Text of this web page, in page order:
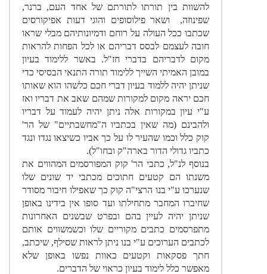
להשוות בין תורתו לתורתם של אחד העם, ברנר,
שפינוזה, ושאר פילוסופים והוגי דעות אפיקורסים
שכתבו ככל העולה על רוחם ודמיונותיהם מבלי שראו
חובה לעצמם לבסס דבריהם או לכל הפחות להראות
מקום לדבריהם בדברי חז"ל. באשר ללימוד בעיון
במובן האמיתי השייך ללימוד תורה התנאי הבסיסי כדי
שניתן יהיה ללמוד בעיון דברי חכם כלשהו הוא שאותו
חכם יראה מקום למקורות שמהם שאב את דבריו ואז
ע"י עיון במקורות אלה ניתן יהיה לעמוד על דבריו
ולהבינם (מה שאין בכתביו ה"מחשבתיים" של הר'
קוק כלל וכמו שהעיר לו על כך אביו כשיצאו נגדו ונגד
כתביו גדולי הדור בארה"ק ובחו"ל).
בנוסף לנ"ל, כתבי הר' קוק המפורסמים המהווים את
משנתו הם קטעים חתוכים מכתבי יד שונים שלו
שנערכו ע"י בנו הרצי"ה קוק כך שאפילו חיבור מסודר
שחיברו המחבר מתחילתו ועד סופו אין בידינו באופן
שניתן יהיה לעיין בהם ובפרט שבשנים האחרונות
מתפרסמים כתבים מקוריים שלו וכשמשווים אותם
לכתבים הערוכים ע"י בנו ניתן לראות שסילף, שיכתב,
חתך פסקאות וקטעים כאוות נפשו באופן שלא
מאפשר כלל לימוד בעיון כראוי של הדברים.